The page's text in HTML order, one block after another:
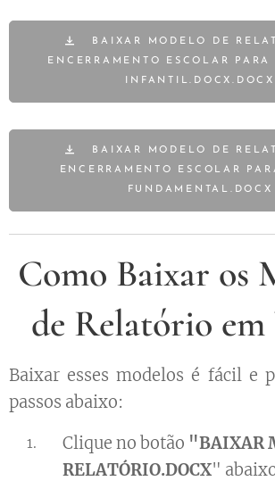
BAIXAR MODELO DE
ENCERRAMENTO ESCOLAR PARA
INFANTIL.DOCX.DOCX
BAIXAR MODELO DE
ENCERRAMENTO ESCOLAR
FUNDAMENTAL.DOCX
Como Baixar os
de Relatório em
Baixar esses modelos é fácil e
passos abaixo:
Clique no botão "BAIXAR
RELATÓRIO.DOCX"